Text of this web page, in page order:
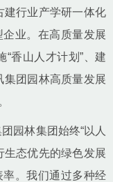
建行业产学研一体化
业。在高质量发展
香山人才计划”、建
集团园林高质量发展
园林集团始终“以人
生态优先的绿色发展
。我们通过多种经